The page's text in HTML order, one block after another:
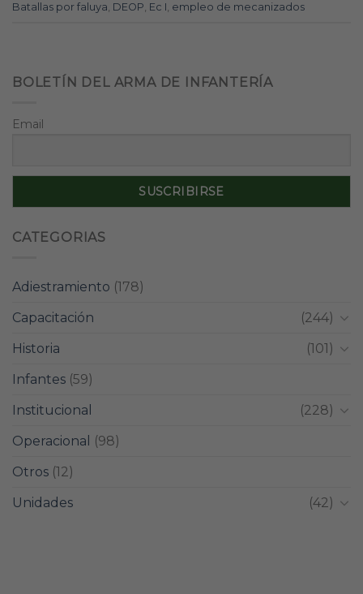
Batallas por faluya, DEOP, Ec I, empleo de mecanizados
BOLETÍN DEL ARMA DE INFANTERÍA
Email
CATEGORIAS
Adiestramiento (178)
Capacitación
(244)
Historia
(101)
Infantes (59)
Institucional
(228)
Operacional
(98)
Otros (12)
Unidades
(42)